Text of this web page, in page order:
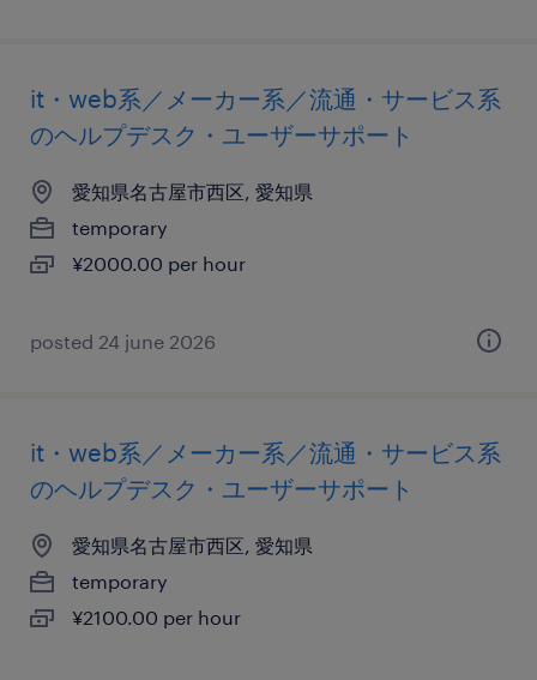
it・web系／メーカー系／流通・サービス系
のヘルプデスク・ユーザーサポート
愛知県名古屋市西区, 愛知県
temporary
¥2000.00 per hour
posted 24 june 2026
it・web系／メーカー系／流通・サービス系
のヘルプデスク・ユーザーサポート
愛知県名古屋市西区, 愛知県
temporary
¥2100.00 per hour